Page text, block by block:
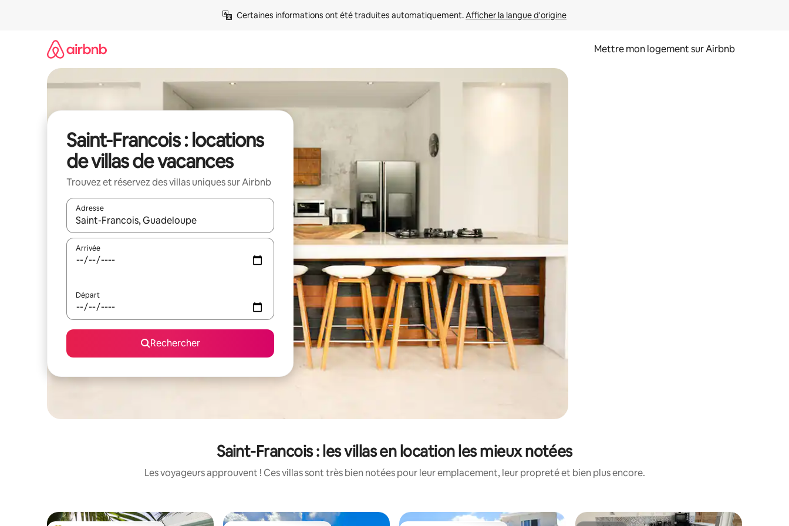
Certaines informations ont été traduites automatiquement. Afficher la langue d'origine
Mettre mon logement sur Airbnb
Saint-Francois : locations
de villas de vacances
Trouvez et réservez des villas uniques sur Airbnb
Adresse
Lorsque les résultats s'affichent, utilisez les flèches vers le haut et vers le bas pour les parcourir ou en appuyant et en faisant glisser.
Arrivée
Départ
Rechercher
Saint-Francois : les villas en location les mieux notées
Les voyageurs approuvent ! Ces villas sont très bien notées pour leur emplacement, leur propreté et bien plus encore.